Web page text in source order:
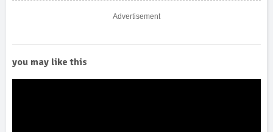
Advertisement
you may like this